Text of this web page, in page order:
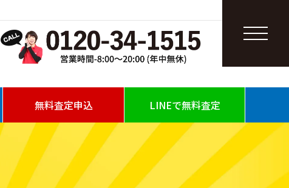
無料査定申込 LINEで無料査定